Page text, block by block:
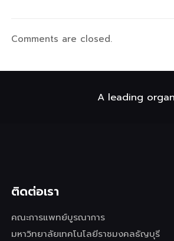
Comments are closed.
A leading
ติดต่อเรา
คณะการแพทย์บูรณาการ
มหาวิทยาลัยเทคโนโลยีราชมงคลธัญบุรี